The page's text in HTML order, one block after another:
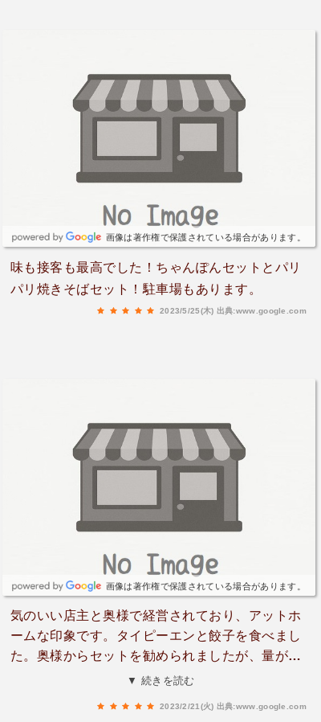
画像は著作権で保護されている場合があります。
味も接客も最高でした！ちゃんぽんセットとパリ
パリ焼きそばセット！駐車場もあります。
2023/5/25(木) 出典:www.google.com
画像は著作権で保護されている場合があります。
気のいい店主と奥様で経営されており、アットホ
ームな印象です。タイピーエンと餃子を食べまし
た。奥様からセットを勧められましたが、量が分
からず、ビールを飲みたかったので、普通盛りを
▼ 続きを読む
2023/2/21(火) 出典:www.google.com